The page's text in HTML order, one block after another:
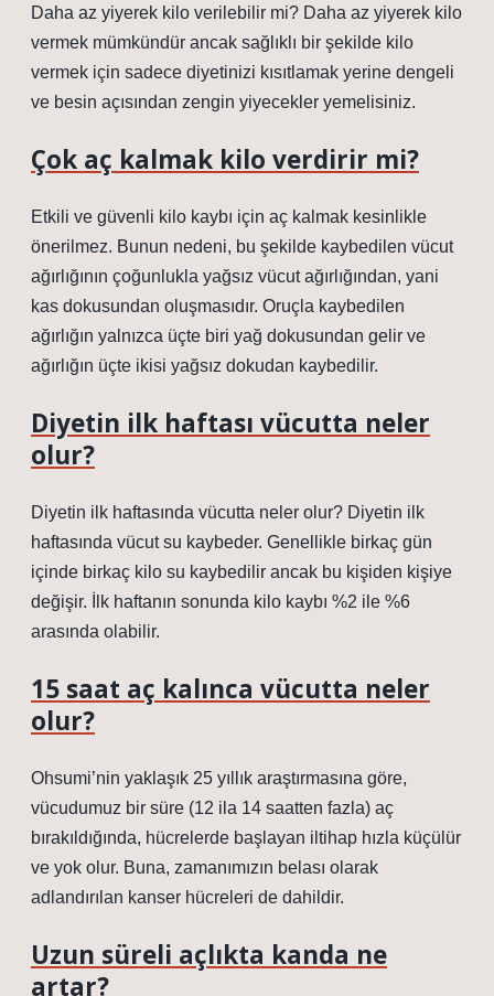
Daha az yiyerek kilo verilebilir mi? Daha az yiyerek kilo
vermek mümkündür ancak sağlıklı bir şekilde kilo
vermek için sadece diyetinizi kısıtlamak yerine dengeli
ve besin açısından zengin yiyecekler yemelisiniz.
Çok aç kalmak kilo verdirir mi?
Etkili ve güvenli kilo kaybı için aç kalmak kesinlikle
önerilmez. Bunun nedeni, bu şekilde kaybedilen vücut
ağırlığının çoğunlukla yağsız vücut ağırlığından, yani
kas dokusundan oluşmasıdır. Oruçla kaybedilen
ağırlığın yalnızca üçte biri yağ dokusundan gelir ve
ağırlığın üçte ikisi yağsız dokudan kaybedilir.
Diyetin ilk haftası vücutta neler
olur?
Diyetin ilk haftasında vücutta neler olur? Diyetin ilk
haftasında vücut su kaybeder. Genellikle birkaç gün
içinde birkaç kilo su kaybedilir ancak bu kişiden kişiye
değişir. İlk haftanın sonunda kilo kaybı %2 ile %6
arasında olabilir.
15 saat aç kalınca vücutta neler
olur?
Ohsumi’nin yaklaşık 25 yıllık araştırmasına göre,
vücudumuz bir süre (12 ila 14 saatten fazla) aç
bırakıldığında, hücrelerde başlayan iltihap hızla küçülür
ve yok olur. Buna, zamanımızın belası olarak
adlandırılan kanser hücreleri de dahildir.
Uzun süreli açlıkta kanda ne
artar?